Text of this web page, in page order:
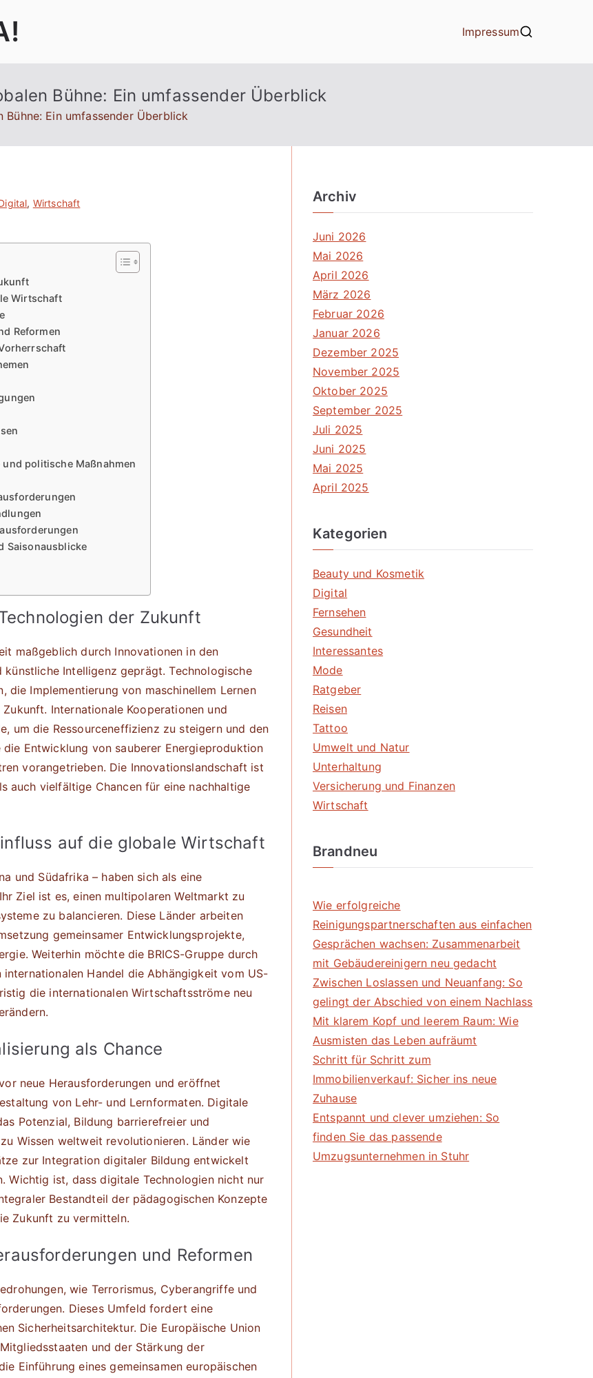
Impressum
Bühne: Ein umfassender Überblick
Ein umfassender Überblick
, Wirtschaft
Wirtschaft
Reformen
politische Maßnahmen
Saisonausblicke
der Zukunft
maßgeblich durch Innovationen in den
künstliche Intelligenz geprägt. Technologische
die Implementierung von maschinellem Lernen
Internationale Kooperationen und
um die Ressourceneffizienz zu steigern und den
Entwicklung von sauberer Energieproduktion
vorangetrieben. Die Innovationslandschaft ist
auch vielfältige Chancen für eine nachhaltige
auf die globale Wirtschaft
und Südafrika – haben sich als eine
Ziel ist es, einen multipolaren Weltmarkt zu
zu balancieren. Diese Länder arbeiten
gemeinsamer Entwicklungsprojekte,
Weiterhin möchte die BRICS-Gruppe durch
Handel die Abhängigkeit vom US-
die internationalen Wirtschaftsströme neu
als Chance
neue Herausforderungen und eröffnet
von Lehr- und Lernformaten. Digitale
Potenzial, Bildung barrierefreier und
Wissen weltweit revolutionieren. Länder wie
zur Integration digitaler Bildung entwickelt
Wichtig ist, dass digitale Technologien nicht nur
Bestandteil der pädagogischen Konzepte
Zukunft zu vermitteln.
und Reformen
wie Terrorismus, Cyberangriffe und
Dieses Umfeld fordert eine
Sicherheitsarchitektur. Die Europäische Union
und der Stärkung der
Einführung eines gemeinsamen europäischen
Archiv
Juni 2026
Mai 2026
April 2026
März 2026
Februar 2026
Januar 2026
Dezember 2025
November 2025
Oktober 2025
September 2025
Juli 2025
Juni 2025
Mai 2025
April 2025
Kategorien
Beauty und Kosmetik
Digital
Fernsehen
Gesundheit
Interessantes
Mode
Ratgeber
Reisen
Tattoo
Umwelt und Natur
Unterhaltung
Versicherung und Finanzen
Wirtschaft
Brandneu
Wie erfolgreiche
Reinigungspartnerschaften aus einfachen
Gesprächen wachsen: Zusammenarbeit
mit Gebäudereinigern neu gedacht
Zwischen Loslassen und Neuanfang: So
gelingt der Abschied von einem Nachlass
Mit klarem Kopf und leerem Raum: Wie
Ausmisten das Leben aufräumt
Schritt für Schritt zum
Immobilienverkauf: Sicher ins neue
Zuhause
Entspannt und clever umziehen: So
finden Sie das passende
Umzugsunternehmen in Stuhr